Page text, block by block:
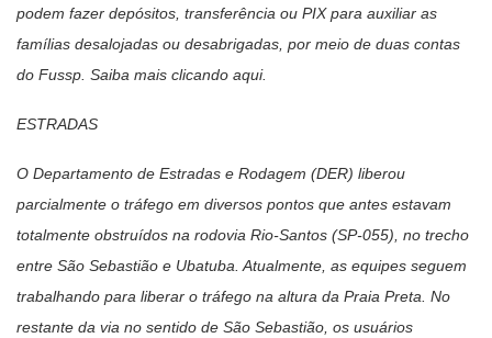
podem fazer depósitos, transferência ou PIX para auxiliar as
famílias desalojadas ou desabrigadas, por meio de duas contas
do Fussp. Saiba mais clicando aqui.
ESTRADAS
O Departamento de Estradas e Rodagem (DER) liberou
parcialmente o tráfego em diversos pontos que antes estavam
totalmente obstruídos na rodovia Rio-Santos (SP-055), no trecho
entre São Sebastião e Ubatuba. Atualmente, as equipes seguem
trabalhando para liberar o tráfego na altura da Praia Preta. No
restante da via no sentido de São Sebastião, os usuários